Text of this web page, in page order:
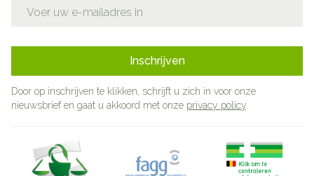
Inschrijven
Door op inschrijven te klikken, schrijft u zich in voor onze
nieuwsbrief en gaat u akkoord met onze privacy policy